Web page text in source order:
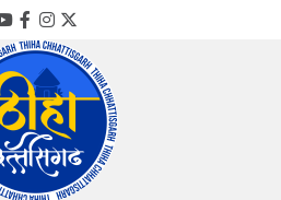
YouTube
Facebook
Instagram
Twitter